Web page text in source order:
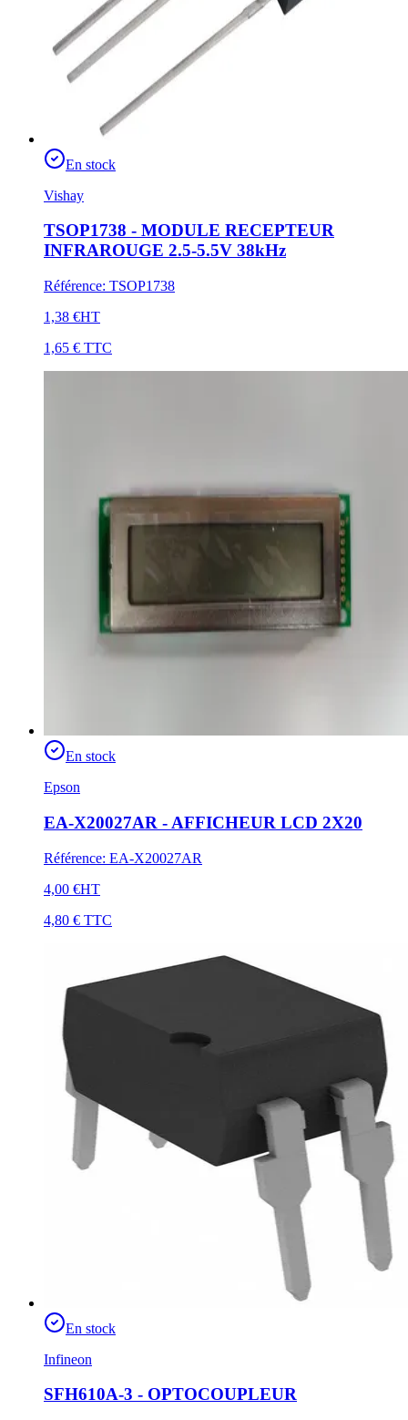
En stock
Vishay
TSOP1738 - MODULE RECEPTEUR
INFRAROUGE 2.5-5.5V 38kHz
Référence: TSOP1738
1,38 €HT
1,65 € TTC
En stock
Epson
EA-X20027AR - AFFICHEUR LCD 2X20
Référence: EA-X20027AR
4,00 €HT
4,80 € TTC
En stock
Infineon
SFH610A-3 - OPTOCOUPLEUR